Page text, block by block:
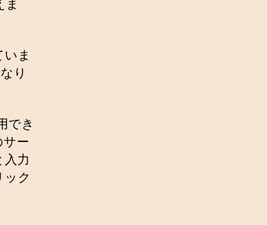
ま
ま
り
でき
サー
力
ック